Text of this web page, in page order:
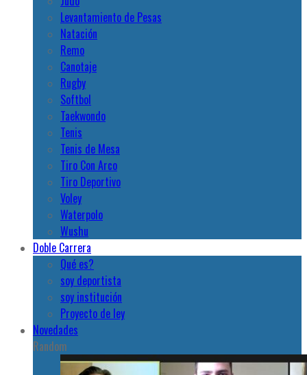
Levantamiento de Pesas
Natación
Remo
Canotaje
Rugby
Softbol
Taekwondo
Tenis
Tenis de Mesa
Tiro Con Arco
Tiro Deportivo
Voley
Waterpolo
Wushu
Doble Carrera
Qué es?
soy deportista
soy institución
Proyecto de ley
Novedades
Random